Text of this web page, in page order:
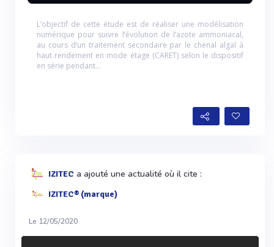
L’objectif de cette étude est de réaliser une modélisation
numérique pour suivre l’évolution de l’azote ammoniacal,
au cours d’un traitement secondaire par le chenal algal à
haut rendement en mode étage (CARET) selon le dispositif
en série pendant...
IZITEC a ajouté une actualité où il cite :
IZITEC® (marque)
Le 12/05/2020